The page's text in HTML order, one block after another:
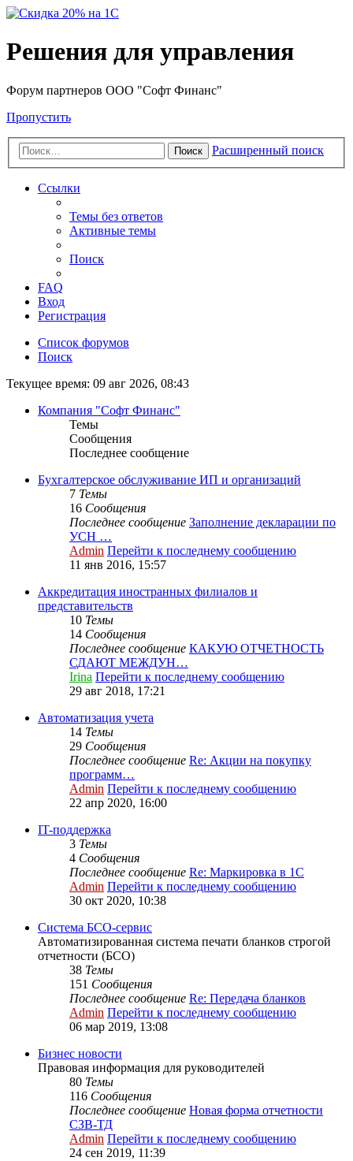
Решения для управления
Форум партнеров ООО "Софт Финанс"
Пропустить
Поиск Расширенный поиск
Ссылки
Темы без ответов
Активные темы
Поиск
FAQ
Вход
Регистрация
Список форумов
Поиск
Текущее время: 09 авг 2026, 08:43
Компания "Софт Финанс"
Темы
Сообщения
Последнее сообщение
Бухгалтерское обслуживание ИП и организаций
7 Темы
16 Сообщения
Последнее сообщение Заполнение декларации по
УСН …
Admin Перейти к последнему сообщению
11 янв 2016, 15:57
Аккредитация иностранных филиалов и
представительств
10 Темы
14 Сообщения
Последнее сообщение КАКУЮ ОТЧЕТНОСТЬ
СДАЮТ МЕЖДУН…
Irina Перейти к последнему сообщению
29 авг 2018, 17:21
Автоматизация учета
14 Темы
29 Сообщения
Последнее сообщение Re: Акции на покупку
программ…
Admin Перейти к последнему сообщению
22 апр 2020, 16:00
IT-поддержка
3 Темы
4 Сообщения
Последнее сообщение Re: Маркировка в 1С
Admin Перейти к последнему сообщению
30 окт 2020, 10:38
Система БСО-сервис
Автоматизированная система печати бланков строгой
отчетности (БСО)
38 Темы
151 Сообщения
Последнее сообщение Re: Передача бланков
Admin Перейти к последнему сообщению
06 мар 2019, 13:08
Бизнес новости
Правовая информация для руководителей
80 Темы
116 Сообщения
Последнее сообщение Новая форма отчетности
СЗВ-ТД
Admin Перейти к последнему сообщению
24 сен 2019, 11:39